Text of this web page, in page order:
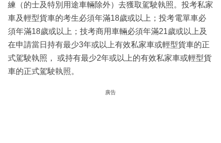
練（的士及特別用途車輛除外）去獲取駕駛執照。投考私家
車及輕型貨車的考生必須年滿18歲或以上；投考電單車必
須年滿18歲或以上；技考商用車輛必須年滿21歲或以上及
在申請當日持有最少3年或以上有效私家車或輕型貨車的正
式駕駛執照， 或持有最少2年或以上的有效私家車或輕型貨
車的正式駕駛執照。
廣告